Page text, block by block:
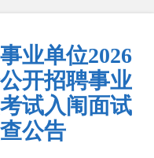
业单位2026
开招聘事业
试入闱面试
公告